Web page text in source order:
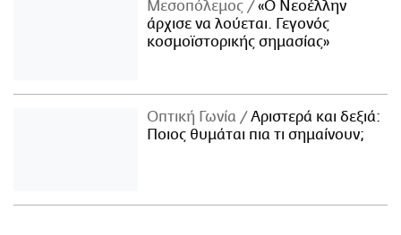
Μεσοπόλεμος
«Ο Νεοέλλην
άρχισε να λούεται. Γεγονός
κοσμοϊστορικής σημασίας»
Οπτική Γωνία
Αριστερά και δεξιά:
Ποιος θυμάται πια τι σημαίνουν;